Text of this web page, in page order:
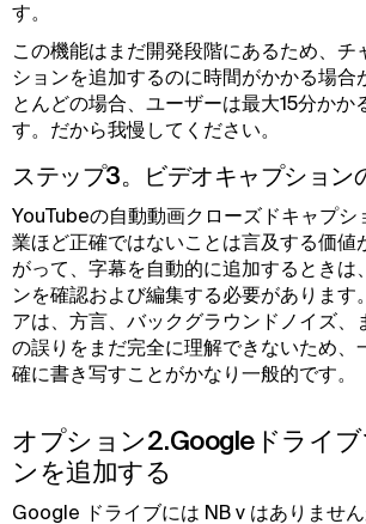
す。
この機能はまだ開発段階にあるため、チ
ションを追加するのに時間がかかる場合
とんどの場合、ユーザーは最大15分かか
す。だから我慢してください。
ステップ3。ビデオキャプション
YouTubeの自動動画クローズドキャプシ
業ほど正確ではないことは言及する価値
がって、字幕を自動的に追加するときは
ンを確認および編集する必要があります
アは、方言、バックグラウンドノイズ、
の誤りをまだ完全に理解できないため、
確に書き写すことがかなり一般的です。
オプション2.Googleドライ
ンを追加する
Google ドライブには NB v はありませ